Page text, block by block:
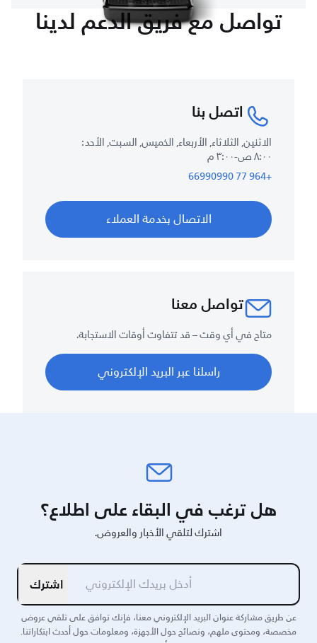
تواصل مع فريق الدعم لدينا
اتصل بنا
الاثنين, الثلاثاء, الأربعاء, الخميس, السبت, الأحد :
٨:٠٠ ص-٣:٠٠ م
+964 77 66990990
الاتصال بخدمة العملاء
تواصل معنا
متاح في أي وقت – قد تتفاوت أوقات الاستجابة.
راسلنا عبر البريد الإلكتروني
هل ترغب في البقاء على اطلاع؟
اشترك لتلقي الأخبار والعروض.
اشترك
عن طريق مشاركة عنوان البريد الإلكتروني معنا، فإنك توافق على تلقي عروض
مخصصة، ومحتوى ملهم، ونصائح حول الأجهزة، ومعلومات حول أحدث ابتكاراتنا.